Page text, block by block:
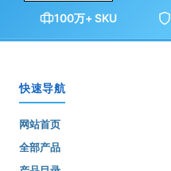
100万+ SKU
快速导航
网站首页
全部产品